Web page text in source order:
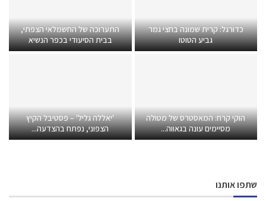
כדורגל: קרית שמונה בחצי גמר
גביע הטוטו
התערוכה של החשמלאי הצפתי,
בבית הסיעודי בכפר הנשיא
הוקי קרח: המאסטרס של מטולה
מסיימים עונה בגאווה...
'יאללה גליל' – פסטיבל הקיץ
הצפוני, נפתח בהצדעה...
שתפו אותנו